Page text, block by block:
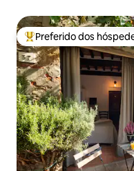
Entre os melhores
Preferido dos